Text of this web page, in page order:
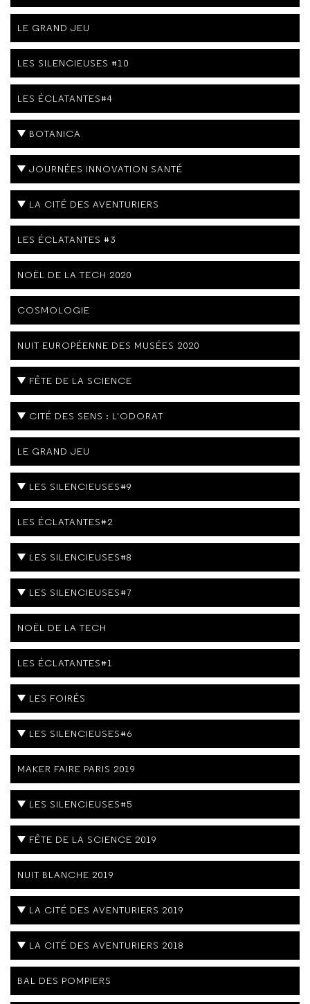
LE GRAND JEU
LES SILENCIEUSES #10
LES ÉCLATANTES#4
BOTANICA
JOURNÉES INNOVATION SANTÉ
LA CITÉ DES AVENTURIERS
LES ÉCLATANTES #3
NOËL DE LA TECH 2020
COSMOLOGIE
NUIT EUROPÉENNE DES MUSÉES 2020
FÊTE DE LA SCIENCE
CITÉ DES SENS : L'ODORAT
LE GRAND JEU
LES SILENCIEUSES#9
LES ÉCLATANTES#2
LES SILENCIEUSES#8
LES SILENCIEUSES#7
NOËL DE LA TECH
LES ÉCLATANTES#1
LES FOIRÉS
LES SILENCIEUSES#6
MAKER FAIRE PARIS 2019
LES SILENCIEUSES#5
FÊTE DE LA SCIENCE 2019
NUIT BLANCHE 2019
LA CITÉ DES AVENTURIERS 2019
LA CITÉ DES AVENTURIERS 2018
BAL DES POMPIERS